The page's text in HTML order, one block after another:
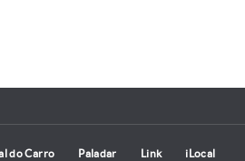
do Carro Paladar Link iLocal